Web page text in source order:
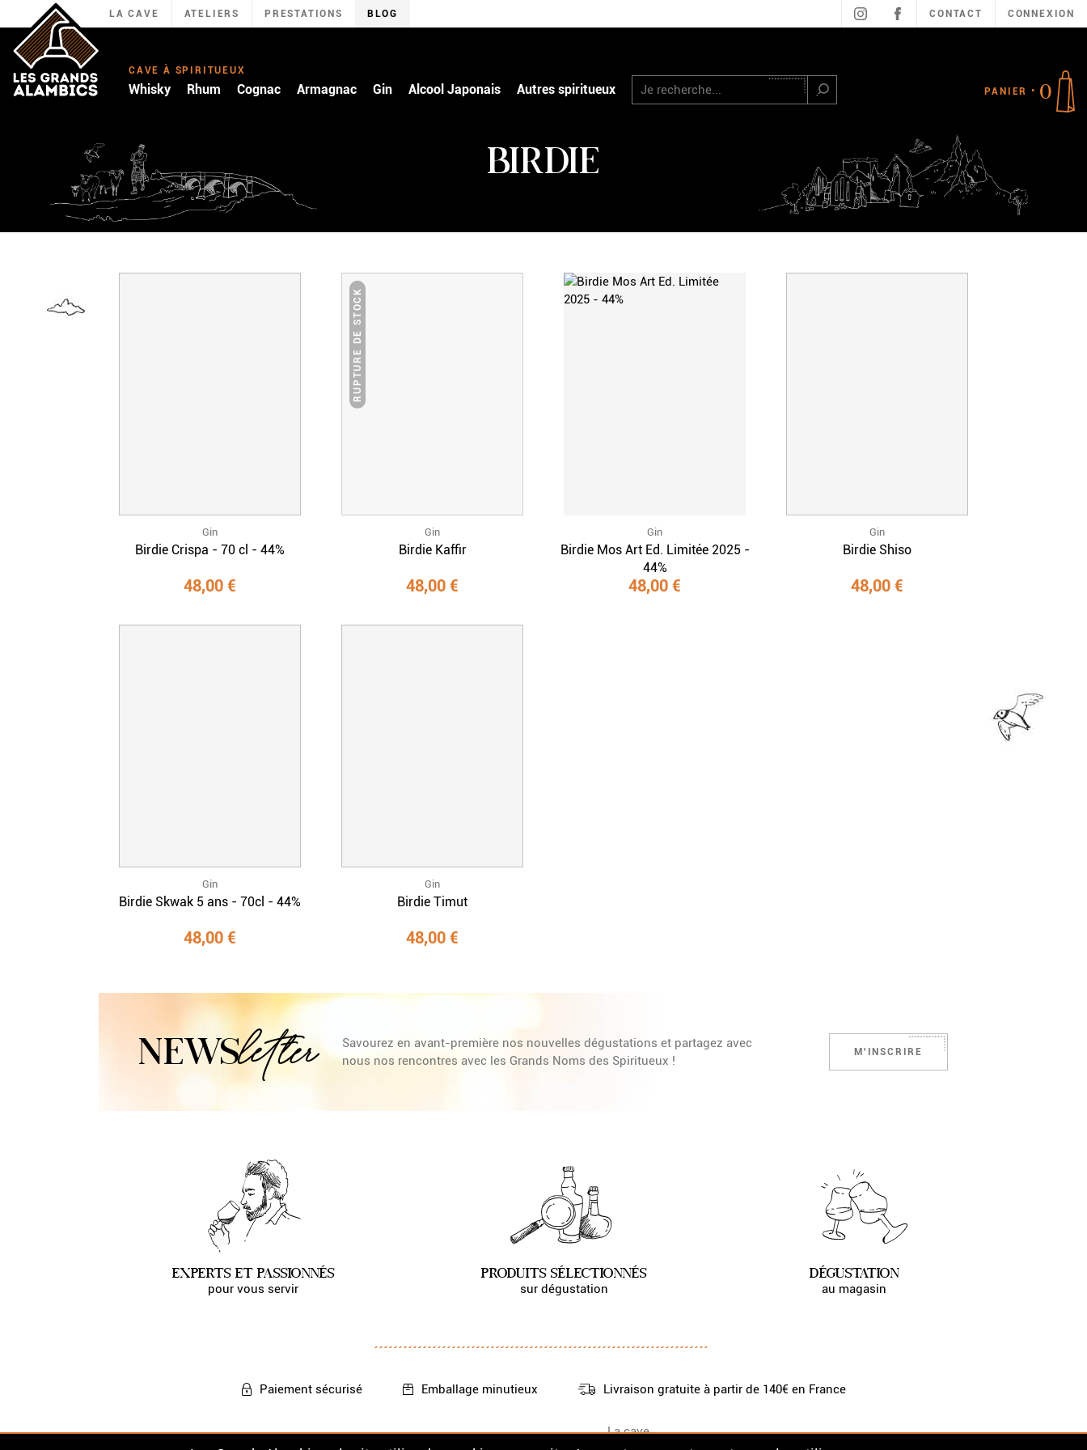
LA CAVE ATELIERS PRESTATIONS BLOG CONTACT CONNEXION
CAVE À SPIRITUEUX
Whisky Rhum Cognac Armagnac Gin Alcool Japonais Autres spiritueux Rechercher PANIER 0
BIRDIE
Gin
Birdie Crispa - 70 cl - 44%
48,00 €
RUPTURE DE STOCK
Gin
Birdie Kaffir
48,00 €
Gin
Birdie Mos Art Ed. Limitée 2025 -
44%
48,00 €
Gin
Birdie Shiso
48,00 €
Gin
Birdie Skwak 5 ans - 70cl - 44%
48,00 €
Gin
Birdie Timut
48,00 €
NEWSletter
Savourez en avant-première nos nouvelles dégustations et partagez avec
nous nos rencontres avec les Grands Noms des Spiritueux !
M'INSCRIRE
EXPERTS ET PASSIONNÉS
pour vous servir
PRODUITS SÉLECTIONNÉS
sur dégustation
DÉGUSTATION
au magasin
Paiement sécurisé Emballage minutieux Livraison gratuite à partir de 140€ en France
La cave